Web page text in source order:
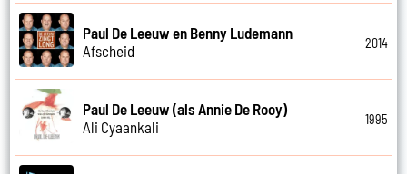
Paul De Leeuw en Benny Ludemann
Afscheid
2014
Paul De Leeuw (als Annie De Rooy)
Ali Cyaankali
1995